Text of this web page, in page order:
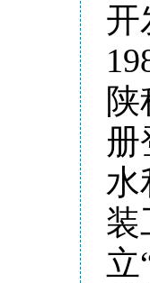
开
册
水
装
立